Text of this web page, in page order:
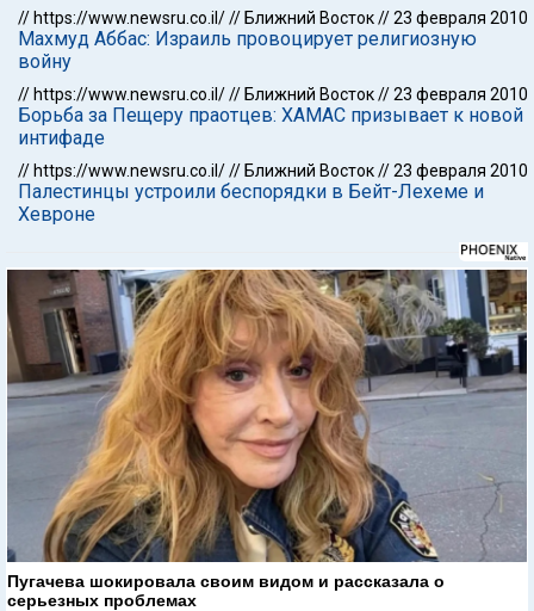
// https://www.newsru.co.il/// Ближний Восток//23 февраля 2010
Махмуд Аббас: Израиль провоцирует религиозную
войну
// https://www.newsru.co.il/// Ближний Восток//23 февраля 2010
Борьба за Пещеру праотцев: ХАМАС призывает к новой
интифаде
// https://www.newsru.co.il/// Ближний Восток//23 февраля 2010
Палестинцы устроили беспорядки в Бейт-Лехеме и
Хевроне
Пугачева шокировала своим видом и рассказала о
серьезных проблемах